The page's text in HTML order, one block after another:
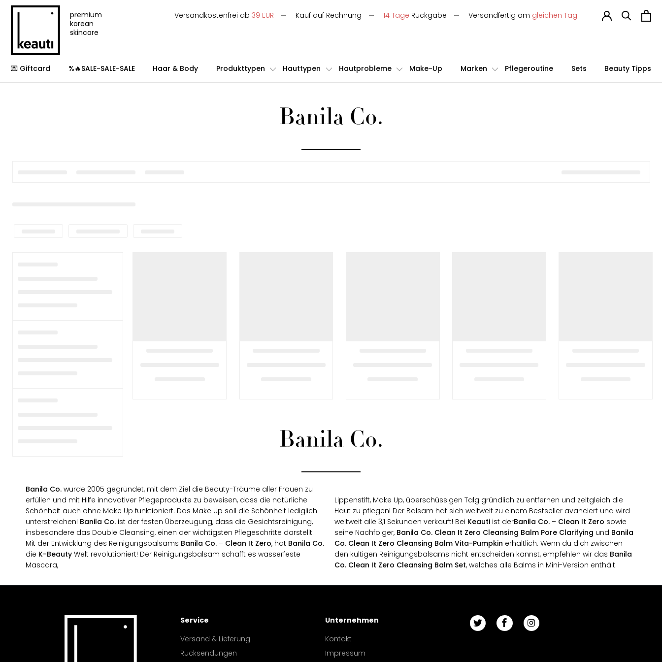
premium
korean
skincare
Versandkostenfrei ab 39 EUR Kauf auf Rechnung 14 Tage Rückgabe Versandfertig am gleichen Tag
💌 Giftcard %🔥SALE-SALE-SALE Haar & Body Produkttypen Hauttypen Hautprobleme Make-Up Marken Pflegeroutine Sets Beauty Tipps
Banila Co.
Banila Co.
Banila Co. wurde 2005 gegründet, mit dem Ziel die Beauty-Träume aller Frauen zu
erfüllen und mit Hilfe innovativer Pflegeprodukte zu beweisen, dass die natürliche
Schönheit auch ohne Make Up funktioniert. Das Make Up soll die Schönheit lediglich
unterstreichen! Banila Co. ist der festen Überzeugung, dass die Gesichtsreinigung,
insbesondere das Double Cleansing, einen der wichtigsten Pflegeschritte darstellt.
Mit der Entwicklung des Reinigungsbalsams Banila Co. – Clean It Zero, hat Banila Co.
die K-Beauty Welt revolutioniert! Der Reinigungsbalsam schafft es wasserfeste
Mascara,
Lippenstift, Make Up, überschüssigen Talg gründlich zu entfernen und zeitgleich die
Haut zu pflegen! Der Balsam hat sich weltweit zu einem Bestseller avanciert und wird
weltweit alle 3,1 Sekunden verkauft! Bei Keauti ist derBanila Co. – Clean It Zero sowie
seine Nachfolger, Banila Co. Clean It Zero Cleansing Balm Pore Clarifying und Banila
Co. Clean It Zero Cleansing Balm Vita-Pumpkin erhältlich. Wenn du dich zwischen
den kultigen Reinigungsbalsams nicht entscheiden kannst, empfehlen wir das Banila
Co. Clean It Zero Cleansing Balm Set, welches alle Balms in Mini-Version enthält.
Service
Versand & Lieferung
Rücksendungen
Unternehmen
Kontakt
Impressum